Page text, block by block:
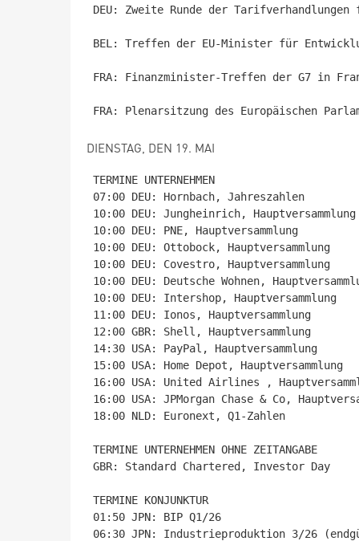
DEU: Zweite Runde der
BEL: Treffen der EU-Minister für
FRA: Finanzminister-Treffen der G7 in
DIENSTAG, DEN 19. MAI
TERMINE UNTERNEHMEN
07:00 DEU: Hornbach, Jahreszahlen
10:00 DEU: Jungheinrich, Hauptversammlung
10:00 DEU: PNE, Hauptversammlung
10:00 DEU: Ottobock, Hauptversammlung
10:00 DEU: Covestro, Hauptversammlung
10:00 DEU: Deutsche Wohnen,
10:00 DEU: Intershop, Hauptversammlung
11:00 DEU: Ionos, Hauptversammlung
12:00 GBR: Shell, Hauptversammlung
14:30 USA: PayPal, Hauptversammlung
15:00 USA: Home Depot, Hauptversammlung
16:00 USA: United Airlines ,
16:00 USA: JPMorgan Chase & Co,
18:00 NLD: Euronext, Q1-Zahlen
TERMINE UNTERNEHMEN OHNE ZEITANGABE
GBR: Standard Chartered, Investor Day
TERMINE KONJUNKTUR
01:50 JPN: BIP Q1/26
06:30 JPN: Industrieproduktion 3/26